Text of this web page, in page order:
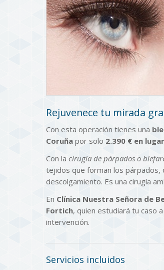
Rejuvenece tu mirada
Con esta operación tienes una
Coruña por solo 2.390 € en
Con la cirugía de párpados o
tejidos que forman los párpados,
descolgamiento. Es una cirugía
En Clínica Nuestra Señora de
Fortich, quien estudiará tu caso
intervención.
Servicios incluidos